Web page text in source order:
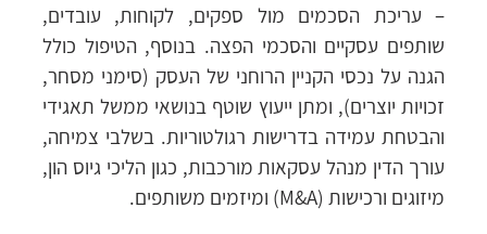
– עריכת הסכמים מול ספקים, לקוחות, עובדים,
שותפים עסקיים והסכמי הפצה. בנוסף, הטיפול כולל
הגנה על נכסי הקניין הרוחני של העסק (סימני מסחר,
זכויות יוצרים), ומתן ייעוץ שוטף בנושאי ממשל תאגידי
והבטחת עמידה בדרישות רגולטוריות. בשלבי צמיחה,
עורך הדין מנהל עסקאות מורכבות, כגון הליכי גיוס הון,
מיזוגים ורכישות (M&A) ומיזמים משותפים.